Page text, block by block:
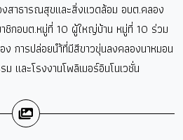
สาธารณสุขและสิ่งแวดล้อม อบต.คลอง
าชิกอบต.หมู่ที่​ 10​ ผู้ใหญ่บ้าน​ หมู่ที่​ 10​ ร่วม
ง การปล่อยนำ้ที่มีสีขาวขุ่นลงคลองนาหมอน
และโรงงาน​โพลิเมอร์อินโนเวชั่น